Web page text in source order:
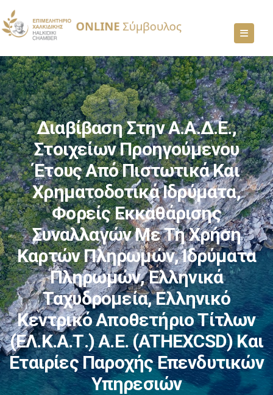
Διαβίβαση Στην Α.Α.Δ.Ε.,
Στοιχείων Προηγούμενου
Έτους Από Πιστωτικά Και
Χρηματοδοτικά Ιδρύματα,
Φορείς Εκκαθάρισης
Συναλλαγών Με Τη Χρήση
Καρτών Πληρωμών, Ιδρύματα
Πληρωμών, Ελληνικά
Ταχυδρομεία, Ελληνικό
Κεντρικό Αποθετήριο Τίτλων
(ΕΛ.Κ.Α.Τ.) Α.Ε. (ATHEXCSD) Και
Εταιρίες Παροχής Επενδυτικών
Υπηρεσιών